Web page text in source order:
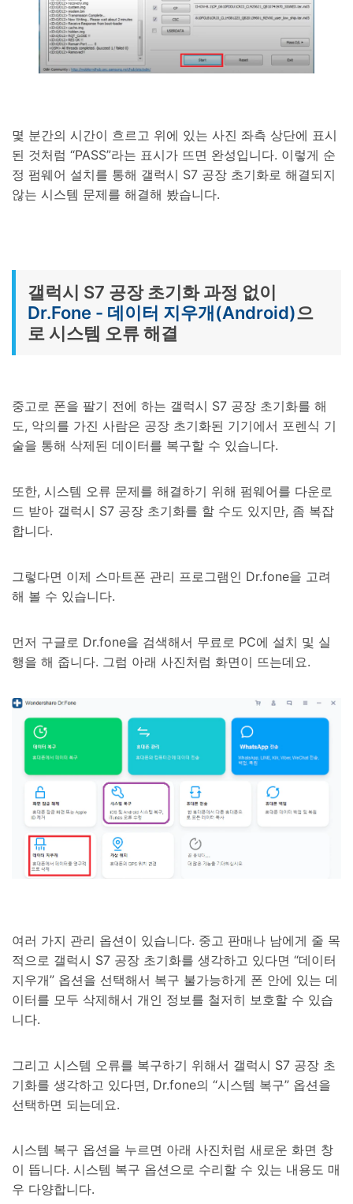
몇 분간의 시간이 흐르고 위에 있는 사진 좌측 상단에 표시
된 것처럼 “PASS”라는 표시가 뜨면 완성입니다. 이렇게 순
정 펌웨어 설치를 통해 갤럭시 S7 공장 초기화로 해결되지
않는 시스템 문제를 해결해 봤습니다.
갤럭시 S7 공장 초기화 과정 없이
Dr.Fone - 데이터 지우개(Android)으
로 시스템 오류 해결
중고로 폰을 팔기 전에 하는 갤럭시 S7 공장 초기화를 해
도, 악의를 가진 사람은 공장 초기화된 기기에서 포렌식 기
술을 통해 삭제된 데이터를 복구할 수 있습니다.
또한, 시스템 오류 문제를 해결하기 위해 펌웨어를 다운로
드 받아 갤럭시 S7 공장 초기화를 할 수도 있지만, 좀 복잡
합니다.
그렇다면 이제 스마트폰 관리 프로그램인 Dr.fone을 고려
해 볼 수 있습니다.
먼저 구글로 Dr.fone을 검색해서 무료로 PC에 설치 및 실
행을 해 줍니다. 그럼 아래 사진처럼 화면이 뜨는데요.
여러 가지 관리 옵션이 있습니다. 중고 판매나 남에게 줄 목
적으로 갤럭시 S7 공장 초기화를 생각하고 있다면 “데이터
지우개” 옵션을 선택해서 복구 불가능하게 폰 안에 있는 데
이터를 모두 삭제해서 개인 정보를 철저히 보호할 수 있습
니다.
그리고 시스템 오류를 복구하기 위해서 갤럭시 S7 공장 초
기화를 생각하고 있다면, Dr.fone의 “시스템 복구” 옵션을
선택하면 되는데요.
시스템 복구 옵션을 누르면 아래 사진처럼 새로운 화면 창
이 뜹니다. 시스템 복구 옵션으로 수리할 수 있는 내용도 매
우 다양합니다.